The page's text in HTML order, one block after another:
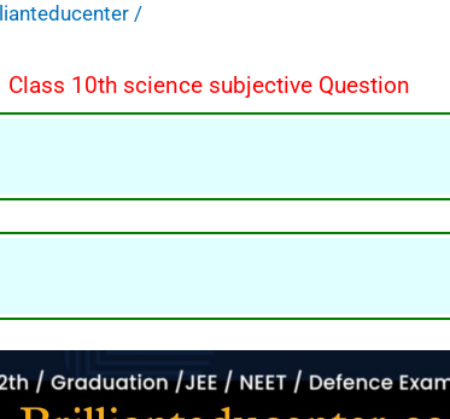
/
Class 10th science subjective Question